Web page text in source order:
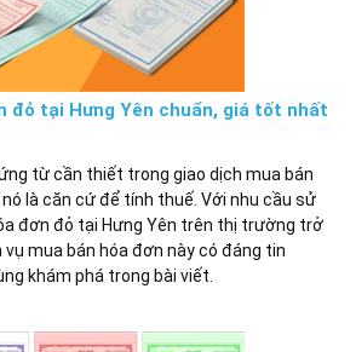
đỏ tại Hưng Yên chuẩn, giá tốt nhất
từ cần thiết trong giao dịch mua bán
là căn cứ để tính thuế. Với nhu cầu sử
đơn đỏ tại Hưng Yên trên thị trường trở
vụ mua bán hóa đơn này có đáng tin
khám phá trong bài viết.